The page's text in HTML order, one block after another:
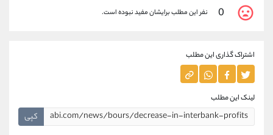
0 نفر این مطلب برایشان مفید نبوده است.
اشتراک گذاری این مطلب
لینک این مطلب
کپی